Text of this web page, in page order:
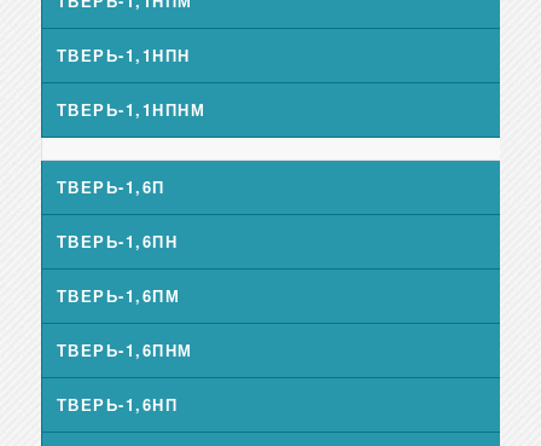
ТВЕРЬ-1,1НПН
ТВЕРЬ-1,1НПНМ
ТВЕРЬ-1,6П
ТВЕРЬ-1,6ПН
ТВЕРЬ-1,6ПМ
ТВЕРЬ-1,6ПНМ
ТВЕРЬ-1,6НП